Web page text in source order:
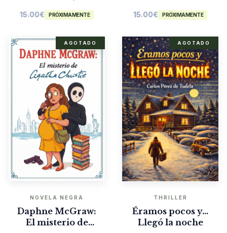
15.00€ PRÓXIMAMENTE 15.00€ PRÓXIMAMENTE
AGOTADO
NOVELA NEGRA
Daphne McGraw:
El misterio de
AGOTADO
THRILLER
Éramos pocos y…
Llegó la noche